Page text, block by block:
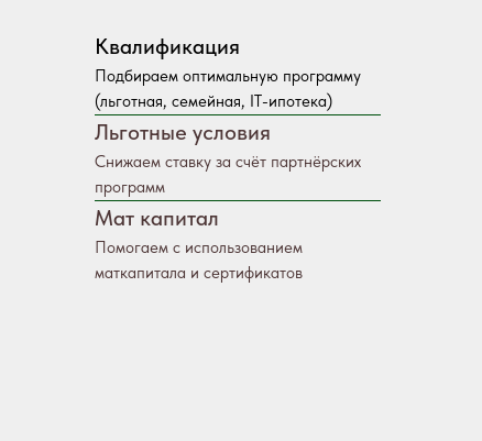
Квалификация
Подбираем оптимальную программу
(льготная, семейная, IT-ипотека)
Льготные условия
Снижаем ставку за счёт партнёрских
программ
Мат капитал
Помогаем с использованием
маткапитала и сертификатов